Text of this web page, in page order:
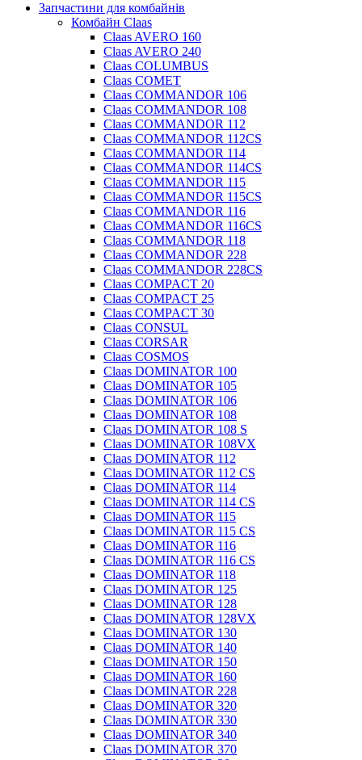
Запчастини для комбайнів
Комбайн Claas
Claas AVERO 160
Claas AVERO 240
Claas COLUMBUS
Claas COMET
Claas COMMANDOR 106
Claas COMMANDOR 108
Claas COMMANDOR 112
Claas COMMANDOR 112CS
Claas COMMANDOR 114
Claas COMMANDOR 114CS
Claas COMMANDOR 115
Claas COMMANDOR 115CS
Claas COMMANDOR 116
Claas COMMANDOR 116CS
Claas COMMANDOR 118
Claas COMMANDOR 228
Claas COMMANDOR 228CS
Claas COMPACT 20
Claas COMPACT 25
Claas COMPACT 30
Claas CONSUL
Claas CORSAR
Claas COSMOS
Claas DOMINATOR 100
Claas DOMINATOR 105
Claas DOMINATOR 106
Claas DOMINATOR 108
Claas DOMINATOR 108 S
Claas DOMINATOR 108VX
Claas DOMINATOR 112
Claas DOMINATOR 112 CS
Claas DOMINATOR 114
Claas DOMINATOR 114 CS
Claas DOMINATOR 115
Claas DOMINATOR 115 CS
Claas DOMINATOR 116
Claas DOMINATOR 116 CS
Claas DOMINATOR 118
Claas DOMINATOR 125
Claas DOMINATOR 128
Claas DOMINATOR 128VX
Claas DOMINATOR 130
Claas DOMINATOR 140
Claas DOMINATOR 150
Claas DOMINATOR 160
Claas DOMINATOR 228
Claas DOMINATOR 320
Claas DOMINATOR 330
Claas DOMINATOR 340
Claas DOMINATOR 370